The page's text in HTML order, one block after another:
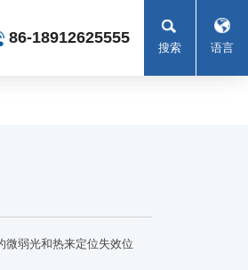
搜索 语言
86-18912625555
微弱光和热来定位失效位